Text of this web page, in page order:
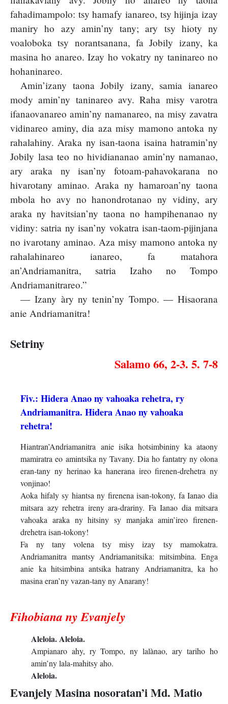
fahadimampolo: tsy hamafy ianareo, tsy hijinja izay
maniry ho azy amin’ny tany; ary tsy hioty ny
voaloboka tsy norantsanana, fa Jobily izany, ka
masina ho anareo. Izay ho vokatry ny taninareo no
hohaninareo.
Amin’izany taona Jobily izany, samia ianareo
mody amin’ny taninareo avy. Raha misy varotra
ifanaovanareo amin’ny namanareo, na misy zavatra
vidinareo aminy, dia aza misy mamono antoka ny
rahalahiny. Araka ny isan-taona isaina hatramin’ny
Jobily lasa teo no hividiananao amin’ny namanao,
ary araka ny isan’ny fotoam-pahavokarana no
hivarotany aminao. Araka ny hamaroan’ny taona
mbola ho avy no hanondrotanao ny vidiny, ary
araka ny havitsian’ny taona no hampihenanao ny
vidiny: satria ny isan’ny vokatra isan-taom-pijinjana
no ivarotany aminao. Aza misy mamono antoka ny
rahalahinareo ianareo, fa matahora
an’Andriamanitra, satria Izaho no Tompo
Andriamanitrareo.”
— Izany àry ny tenin’ny Tompo. — Hisaorana
anie Andriamanitra!
Setriny
Salamo 66, 2-3. 5. 7-8
Fiv.: Hidera Anao ny vahoaka rehetra, ry
Andriamanitra. Hidera Anao ny vahoaka
rehetra!
Hiantran’Andriamanitra anie isika hotsimbininy ka ataony
mamiratra eo amintsika ny Tavany. Dia ho fantatry ny olona
eran-tany ny herinao ka hanerana ireo firenen-drehetra ny
vonjinao!
Aoka hifaly sy hiantsa ny firenena isan-tokony, fa Ianao dia
mitsara azy rehetra ireny ara-drariny. Fa Ianao dia mitsara
vahoaka araka ny hitsiny sy manjaka amin’ireo firenen-
drehetra isan-tokony!
Fa ny tany volena tsy misy izay tsy mamokatra.
Andriamanitra mantsy Andriamanitsika: mitsimbina. Enga
anie ka hitsimbina antsika hatrany Andriamanitra, ka ho
masina eran’ny vazan-tany ny Anarany!
Fihobiana ny Evanjely
Aleloia. Aleloia.
Ampianaro ahy, ry Tompo, ny lalànao, ary tariho ho
amin’ny lala-mahitsy aho.
Aleloia.
Evanjely Masina nosoratan’i Md. Matio